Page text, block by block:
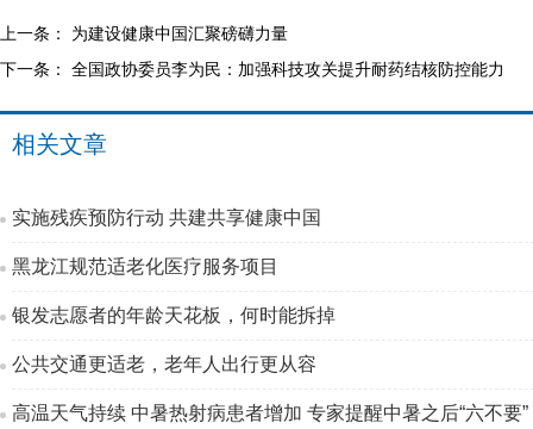
上一条： 为建设健康中国汇聚磅礴力量
下一条： 全国政协委员李为民：加强科技攻关提升耐药结核防控能力
相关文章
实施残疾预防行动 共建共享健康中国
黑龙江规范适老化医疗服务项目
银发志愿者的年龄天花板，何时能拆掉
公共交通更适老，老年人出行更从容
高温天气持续 中暑热射病患者增加 专家提醒中暑之后“六不要”